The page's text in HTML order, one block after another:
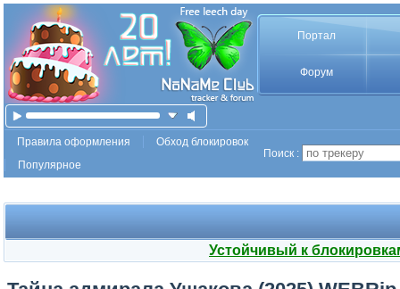
Портал
Форум
Правила оформления
Обход блокировок
Популярное
Поиск :
Устойчивый к